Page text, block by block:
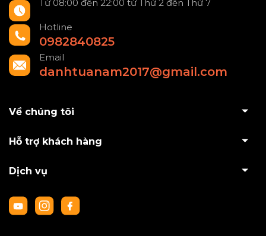
Từ 08:00 đến 22:00 từ Thứ 2 đến Thứ 7
Hotline
0982840825
Email
danhtuanam2017@gmail.com
Về chúng tôi
Hỗ trợ khách hàng
Dịch vụ